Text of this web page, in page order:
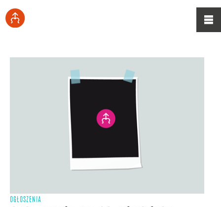
OGŁOSZENIA